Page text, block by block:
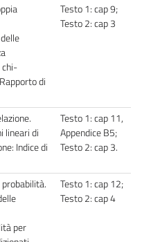
chi-
di
Testo 1: cap 9;
Testo 2: cap 3
lineari di
Indice di
Testo 1: cap 11,
Appendice B5;
Testo 2: cap 3.
per
Testo 1: cap 12;
Testo 2: cap 4